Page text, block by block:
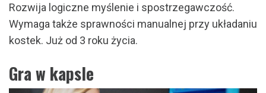
Rozwija logiczne myślenie i spostrzegawczość.
Wymaga także sprawności manualnej przy układaniu
kostek. Już od 3 roku życia.
Gra w kapsle